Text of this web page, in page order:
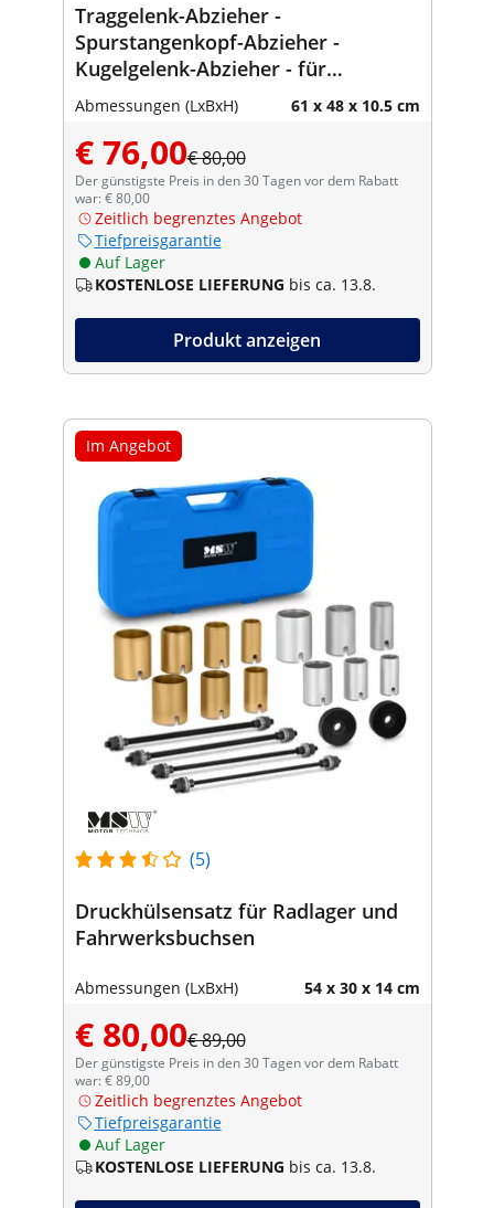
Traggelenk-Abzieher -
Spurstangenkopf-Abzieher -
Kugelgelenk-Abzieher - für
Transporter, Pickups, Vans oder
SUVs - 21-teilig
Abmessungen (LxBxH) 61 x 48 x 10.5 cm
€ 76,00€ 80,00
Der günstigste Preis in den 30 Tagen vor dem Rabatt
war: € 80,00
Zeitlich begrenztes Angebot
Tiefpreisgarantie
Auf Lager
KOSTENLOSE LIEFERUNG bis ca. 13.8.
Produkt anzeigen
Im Angebot
(5)
Druckhülsensatz für Radlager und
Fahrwerksbuchsen
Abmessungen (LxBxH) 54 x 30 x 14 cm
€ 80,00€ 89,00
Der günstigste Preis in den 30 Tagen vor dem Rabatt
war: € 89,00
Zeitlich begrenztes Angebot
Tiefpreisgarantie
Auf Lager
KOSTENLOSE LIEFERUNG bis ca. 13.8.